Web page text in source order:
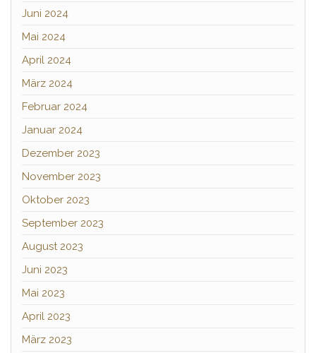
Juni 2024
Mai 2024
April 2024
März 2024
Februar 2024
Januar 2024
Dezember 2023
November 2023
Oktober 2023
September 2023
August 2023
Juni 2023
Mai 2023
April 2023
März 2023